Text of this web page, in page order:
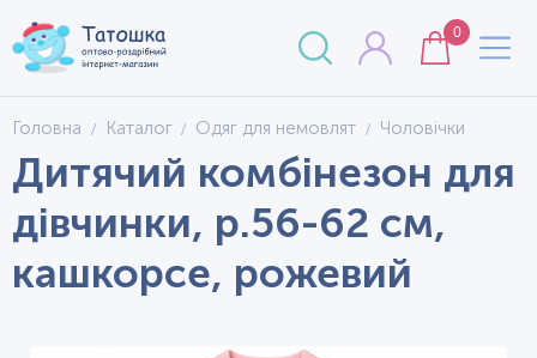
0
Головна Каталог Одяг для немовлят Чоловічки
Дитячий комбінезон для
дівчинки, р.56-62 см,
кашкорсе, рожевий